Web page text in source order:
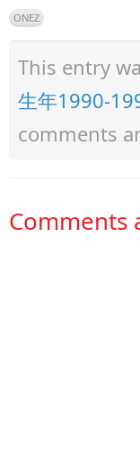
ONEZ
This entry
生年1990-
comments
Comments